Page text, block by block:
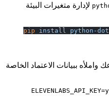
لإدارة متغيرات البيئة
pip install python-
ببيانات الاعتماد الخاصة